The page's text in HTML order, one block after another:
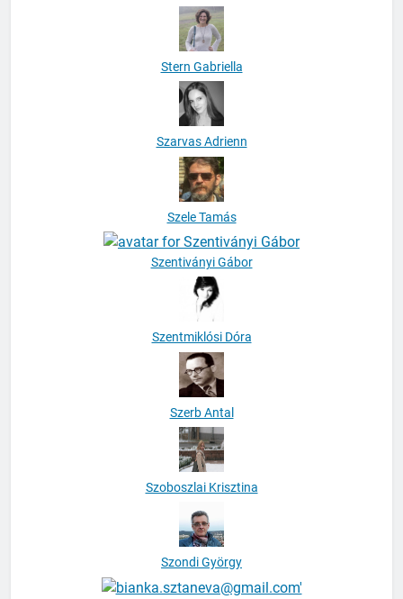
Stern Gabriella
Szarvas Adrienn
Szele Tamás
Szentiványi Gábor
Szentmiklósi Dóra
Szerb Antal
Szoboszlai Krisztina
Szondi György